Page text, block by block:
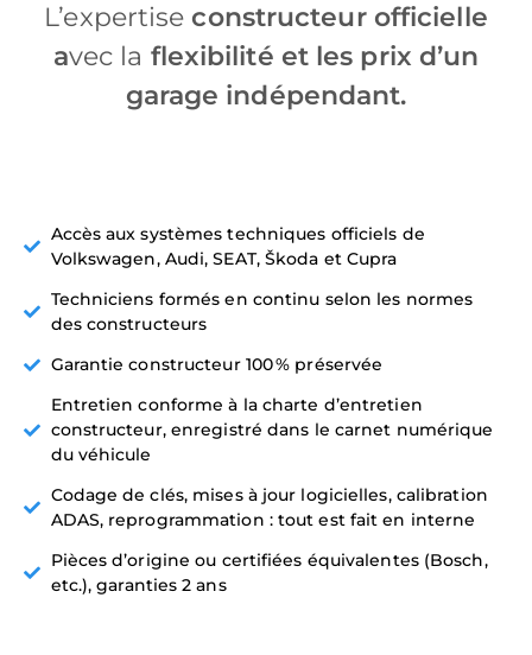
L’expertise constructeur officielle
avec la flexibilité et les prix d’un
garage indépendant.
Accès aux systèmes techniques officiels de
Volkswagen, Audi, SEAT, Škoda et Cupra
Techniciens formés en continu selon les normes
des constructeurs
Garantie constructeur 100 % préservée
Entretien conforme à la charte d’entretien
constructeur, enregistré dans le carnet numérique
du véhicule
Codage de clés, mises à jour logicielles, calibration
ADAS, reprogrammation : tout est fait en interne
Pièces d’origine ou certifiées équivalentes (Bosch,
etc.), garanties 2 ans